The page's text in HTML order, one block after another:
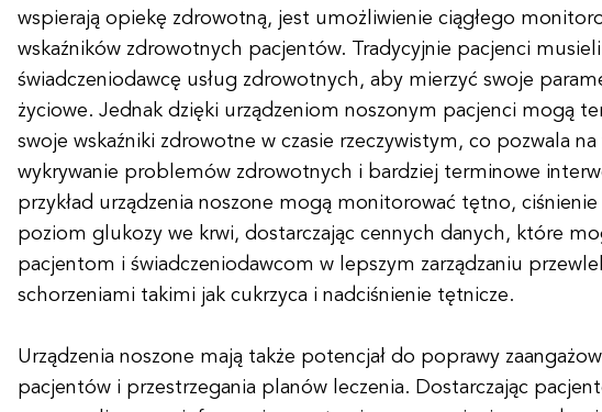
wspierają opiekę zdrowotną, jest umożliwienie ciągłego
wskaźników zdrowotnych pacjentów. Tradycyjnie pacjenci
świadczeniodawcę usług zdrowotnych, aby mierzyć swoje
życiowe. Jednak dzięki urządzeniom noszonym pacjenci mogą
swoje wskaźniki zdrowotne w czasie rzeczywistym, co pozwala na
wykrywanie problemów zdrowotnych i bardziej terminowe
przykład urządzenia noszone mogą monitorować tętno, ciśnienie
poziom glukozy we krwi, dostarczając cennych danych, które
pacjentom i świadczeniodawcom w lepszym zarządzaniu
schorzeniami takimi jak cukrzyca i nadciśnienie tętnicze.
Urządzenia noszone mają także potencjał do poprawy
pacjentów i przestrzegania planów leczenia. Dostarczając